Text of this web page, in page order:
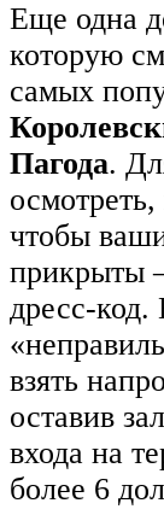
Еще одна
которую
самых
Пагода.
чтобы
прикрыты
дресс-код.
взять
оставив
входа на
более 6